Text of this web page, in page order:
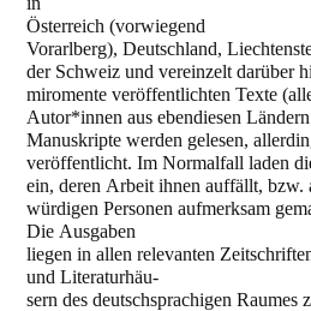
Österreich (vorwiegend
Vorarlberg),Deutschland,
der Schweiz und vereinzelt darüber
miromente veröffentlichten Texte
Autor*innen aus ebendiesen
Manuskriptewerden gelesen,
veröffentlicht. Im Normalfall laden
ein, deren Arbeit ihnen auffällt, bzw.
würdigen Personen aufmerksam
Die Ausgaben
liegen in allen relevanten
undLiteraturhäu-
sern desdeutschsprachigenRaumes